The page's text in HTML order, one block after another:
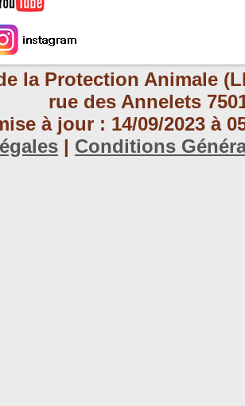
la Protection Animale
rue des Annelets
à jour : 14/09/2023 à
| Conditions